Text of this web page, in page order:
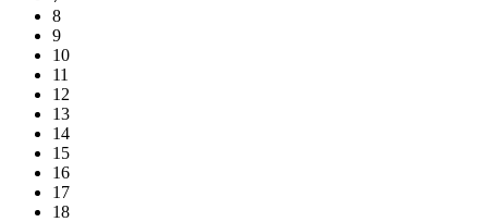
8
9
10
11
12
13
14
15
16
17
18